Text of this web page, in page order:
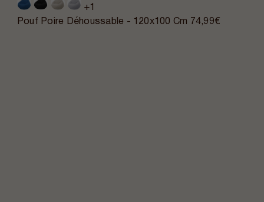
+1
Pouf Poire Déhoussable - 120x100 Cm 74,99€